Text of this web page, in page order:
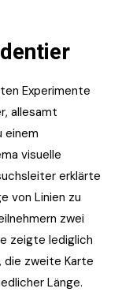
Experimente
allesamt
einem
visuelle
erklärte
von Linien zu
zwei
zeigte lediglich
die zweite Karte
Länge.